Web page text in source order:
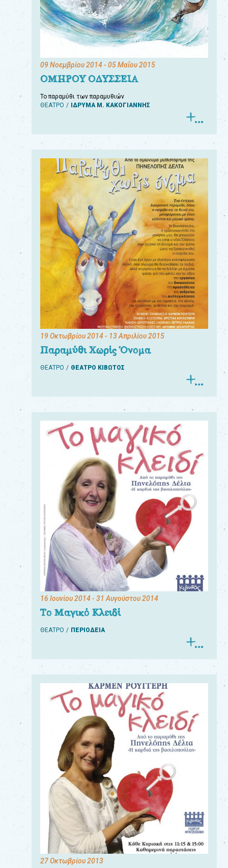
09 Νοεμβρίου 2014- 05 Μαΐου 2015
ΟΜΗΡΟΥ ΟΔΥΣΣΕΙΑ
Το παραμύθι των παραμυθιών
ΘΕΑΤΡΟ
ΙΔΡΥΜΑ Μ. ΚΑΚΟΓΙΑΝΝΗΣ
19 Οκτωβρίου 2014- 13 Απριλίου 2015
Παραμύθι Χωρίς Όνομα
ΘΕΑΤΡΟ ΘΕΑΤΡΟ ΚΙΒΩΤΟΣ
16 Ιουνίου 2014- 31 Αυγούστου 2014
Το Μαγικό Κλειδί
ΘΕΑΤΡΟ ΠΕΡΙΟΔΕΙΑ
27 Οκτωβρίου 2013